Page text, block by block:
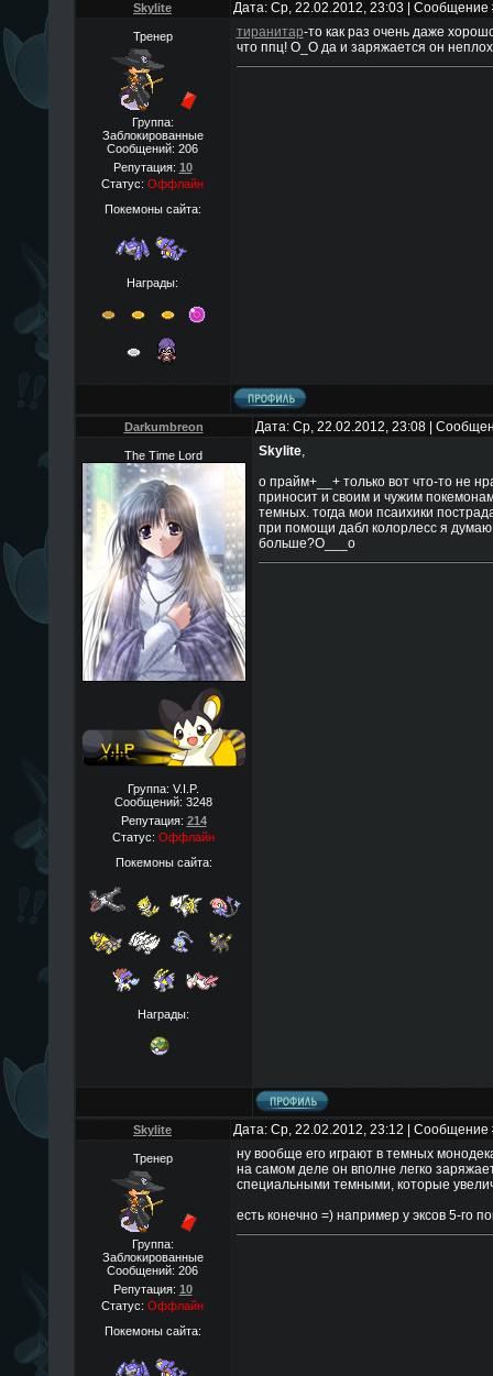
Skylite Дата: Ср, 22.02.2012, 23:03 | Сообщение
Тренер
Группа:
Заблокированные
Сообщений: 206
Репутация: 10
Статус: Оффлайн
Покемоны сайта:
Награды:
тиранитар-то как раз очень даже
что ппц! О_О да и заряжается он
Darkumbreon Дата: Ср, 22.02.2012, 23:08 |
The Time Lord
Группа: V.I.P.
Сообщений: 3248
Репутация: 214
Статус: Оффлайн
Покемоны сайта:
Награды:
Skylite,
о прайм+__+ только вот что-то не
приносит и своим и чужим
темных. тогда мои псаихики
при помощи дабл колорлесс я думаю.
больше?O___o
Skylite Дата: Ср, 22.02.2012, 23:12 | Сообщение
Тренер
Группа:
Заблокированные
Сообщений: 206
Репутация: 10
Статус: Оффлайн
Покемоны сайта:
ну вообще его играют в темных
на самом деле он вполне легко
специальными темными, которые
есть конечно =) например у эксов 5-го